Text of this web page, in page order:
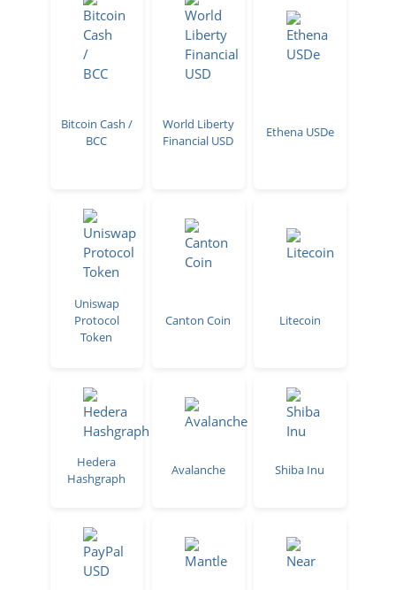
Bitcoin Cash /
BCC
World Liberty
Financial USD
Ethena USDe
Uniswap
Protocol
Token
Canton Coin Litecoin
Hedera
Hashgraph
Avalanche Shiba Inu